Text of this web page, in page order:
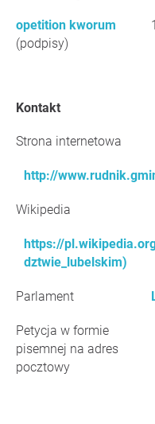
opetition kworum
(podpisy)
Kontakt
Strona internetowa
http://
Wikipedia
https://
dztwie_lubelskim)
Parlament
Petycja w formie
pisemnej na adres
pocztowy